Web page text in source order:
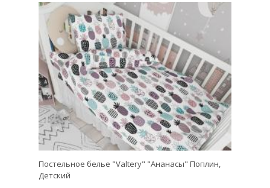
Постельное белье "Valtery" "Ананасы" Поплин,
Детский